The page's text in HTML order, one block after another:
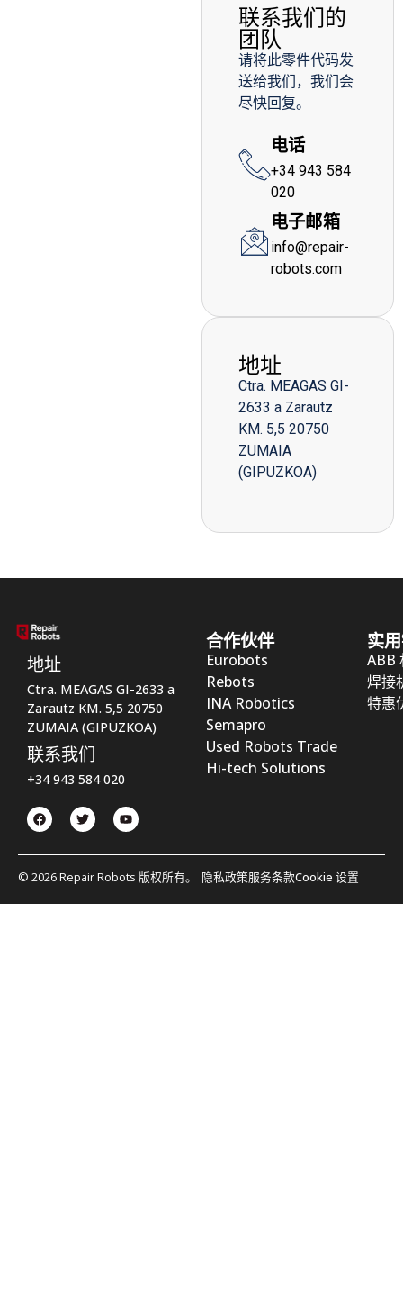
联系我们的
团队
请将此零件代码发
送给我们，我们会
尽快回复。
电话
+34 943 584
020
电子邮箱
info@repair-
robots.com
地址
Ctra. MEAGAS GI-
2633 a Zarautz
KM. 5,5 20750
ZUMAIA
(GIPUZKOA)
地址
Ctra. MEAGAS GI-2633 a
Zarautz KM. 5,5 20750
ZUMAIA (GIPUZKOA)
联系我们
+34 943 584 020
合作伙伴
Eurobots
Rebots
INA Robotics
Semapro
Used Robots Trade
Hi-tech Solutions
实
ABB
焊接
特惠
© 2026 Repair Robots 版权所有。 隐私政策服务条款Cookie 设置